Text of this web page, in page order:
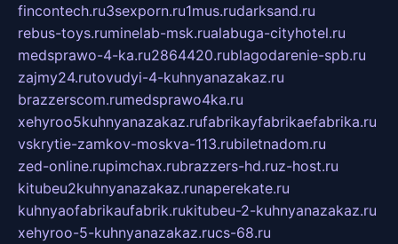
fincontech.ru3sexporn.ru1mus.rudarksand.ru
rebus-toys.ruminelab-msk.rualabuga-cityhotel.ru
medsprawo-4-ka.ru2864420.rublagodarenie-spb.ru
zajmy24.rutovudyi-4-kuhnyanazakaz.ru
brazzerscom.rumedsprawo4ka.ru
xehyroo5kuhnyanazakaz.rufabrikayfabrikaefabrika.ru
vskrytie-zamkov-moskva-113.rubiletnadom.ru
zed-online.rupimchax.rubrazzers-hd.ruz-host.ru
kitubeu2kuhnyanazakaz.runaperekate.ru
kuhnyaofabrikaufabrik.rukitubeu-2-kuhnyanazakaz.ru
xehyroo-5-kuhnyanazakaz.rucs-68.ru